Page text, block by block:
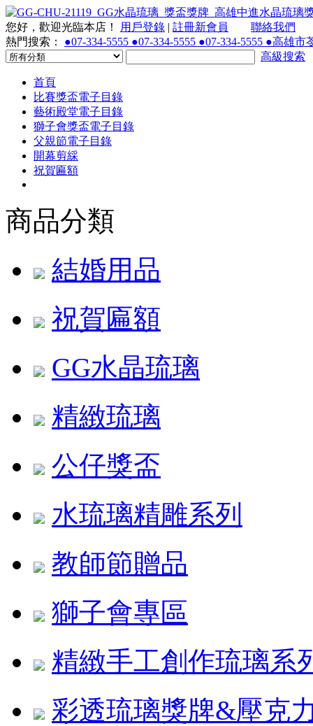
您好，歡迎光臨本店！ 用戶登錄 | 註冊新會員
聯絡我們
熱門搜索： ●07-334-5555 ●07-334-5555 ●07-334-5555 ●高雄
高級搜索
首頁
比賽獎盃電子目錄
藝術殿堂電子目錄
獅子會獎盃電子目錄
父親節電子目錄
開幕剪綵
祝賀匾額
商品分類
結婚用品
祝賀匾額
GG水晶琉璃
精緻琉璃
公仔獎盃
水琉璃精雕系列
教師節贈品
獅子會專區
精緻手工創作琉璃系
彩透琉璃獎牌&壓克